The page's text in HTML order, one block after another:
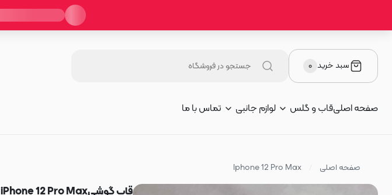
سبد خرید ۰
صفحه اصلیقاب و گلس لوازم جانبی تماس با ما
صفحه اصلی Iphone 12 Pro Max